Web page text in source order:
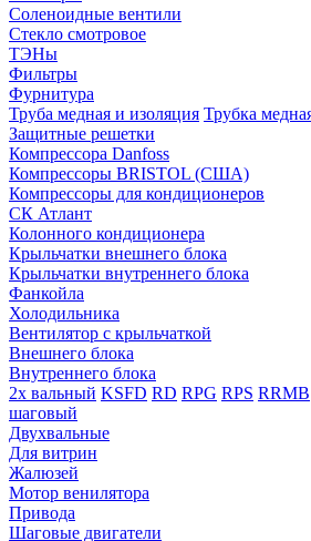
Соленоидные вентили
Стекло смотровое
ТЭНы
Фильтры
Фурнитура
Труба медная и изоляция Трубка
Защитные решетки
Компрессора Danfoss
Компрессоры BRISTOL (США)
Компрессоры для кондиционеров
СК Атлант
Колонного кондиционера
Крыльчатки внешнего блока
Крыльчатки внутреннего блока
Фанкойла
Холодильника
Вентилятор с крыльчаткой
Внешнего блока
Внутреннего блока
2х вальный KSFD RD RPG RPS RRMB
шаговый
Двухвальные
Для витрин
Жалюзей
Мотор венилятора
Привода
Шаговые двигатели